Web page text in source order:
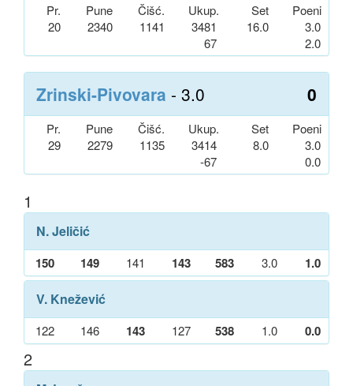
Pr. Pune Čišć. Ukup. Set
Poeni
20
2340 1141
3481
67
16.0
3.0
2.0
Zrinski-Pivovara - 3.0 0
Pr. Pune Čišć. Ukup. Set
Poeni
29
2279 1135
3414
-67
8.0
3.0
0.0
1
N. Jeličić
150 149 141 143 583 3.0 1.0
V. Knežević
122 146 143 127 538 1.0 0.0
2